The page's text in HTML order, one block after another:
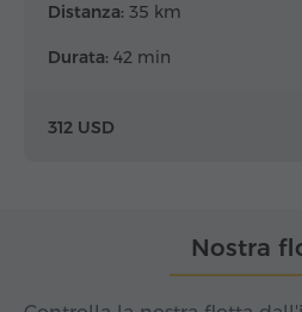
Distanza: 35 km
Durata: 42 min
312 USD
Nostra